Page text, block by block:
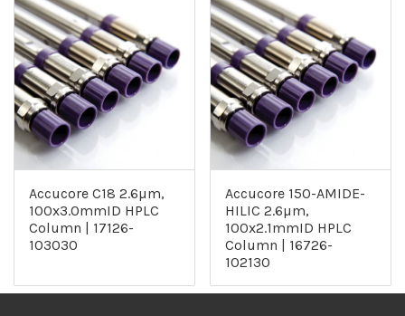
Accucore C18 2.6µm,
100x3.0mmID HPLC
Column | 17126-
103030
Accucore 150-AMIDE-
HILIC 2.6µm,
100x2.1mmID HPLC
Column | 16726-
102130